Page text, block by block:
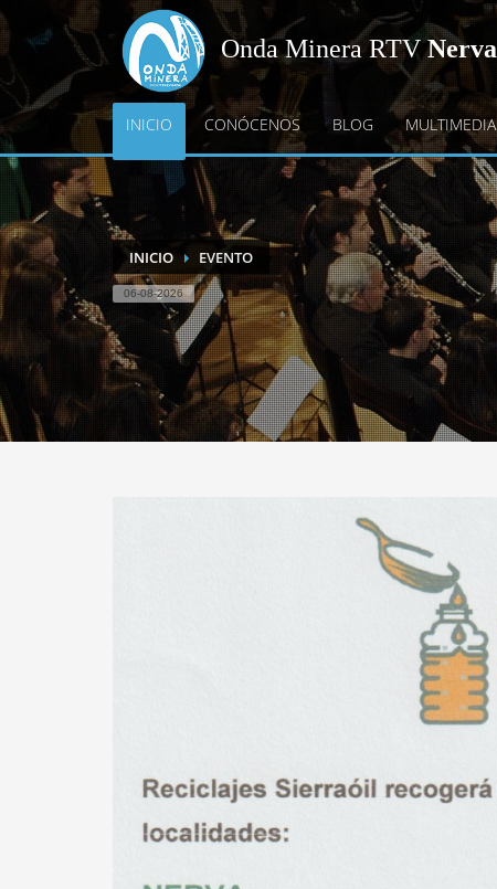
Onda Minera RTVNerva
INICIO CONÓCENOS BLOG MULTIMEDIA
INICIO EVENTO
06-08-2026